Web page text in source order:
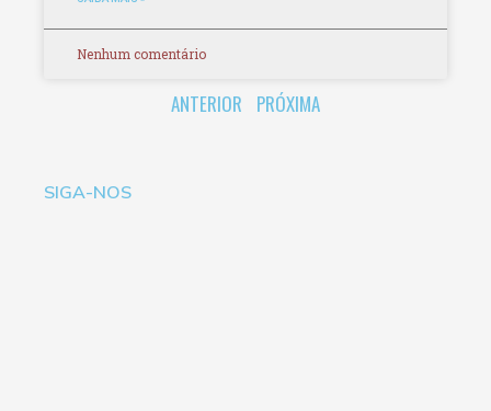
Nenhum comentário
ANTERIOR PRÓXIMA
SIGA-NOS